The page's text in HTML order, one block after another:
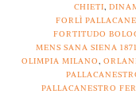
CHIETI,
FORLÌ
FORTITUDO
MENS SANA SIENA 1871
OLIMPIA MILANO,
PALLACANESTRO